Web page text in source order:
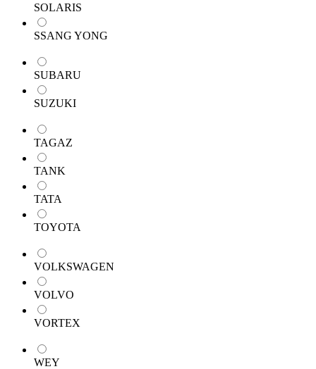
SOLARIS
SSANG YONG
SUBARU
SUZUKI
TAGAZ
TANK
TATA
TOYOTA
VOLKSWAGEN
VOLVO
VORTEX
WEY